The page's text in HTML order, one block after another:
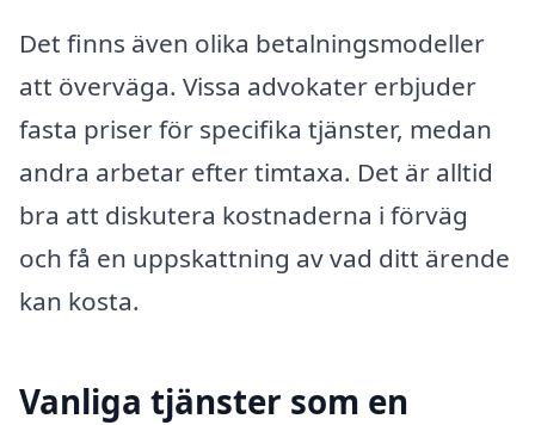
Det finns även olika betalningsmodeller
att överväga. Vissa advokater erbjuder
fasta priser för specifika tjänster, medan
andra arbetar efter timtaxa. Det är alltid
bra att diskutera kostnaderna i förväg
och få en uppskattning av vad ditt ärende
kan kosta.
Vanliga tjänster som en